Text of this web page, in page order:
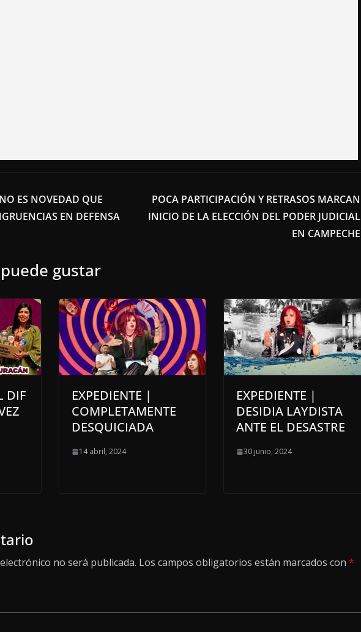
ES NOVEDAD QUE
EN DEFENSA
POCA PARTICIPACIÓN Y RETRASOS MARCAN
INICIO DE LA ELECCIÓN DEL PODER JUDICIAL
EN CAMPECHE
gustar
DIF
EXPEDIENTE |
COMPLETAMENTE
DESQUICIADA
14 abril, 2024
EXPEDIENTE |
DESIDIA LAYDISTA
ANTE EL DESASTRE
30 junio, 2024
no será publicada. Los campos obligatorios están marcados con *